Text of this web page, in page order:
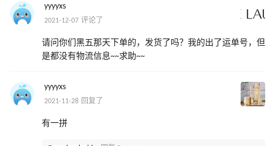
yyyyxs
2021-12-07 评论了
请问你们黑五那天下单的，发货了吗？我的出了运单号，但
是都没有物流信息~~求助~~
yyyyxs
2021-11-28 回复了
有一拼